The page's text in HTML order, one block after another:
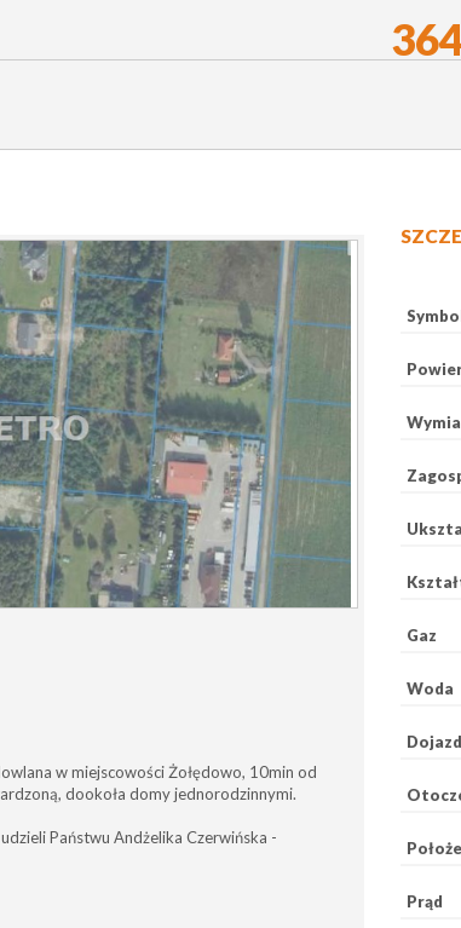
w miejscowości Żołędowo, 10min od
dookoła domy jednorodzinnymi.
Państwu Andżelika Czerwińska -
Gaz
Woda
Dojazd
Prąd